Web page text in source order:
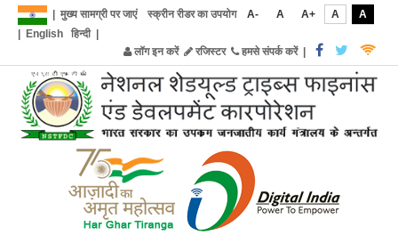
मुख्य सामग्री पर जाएं स्क्रीन रीडर का उपयोग A- A A+ A
A
English हिन्दी|
लॉग इन करें
रजिस्टर हमसे संपर्क करें|